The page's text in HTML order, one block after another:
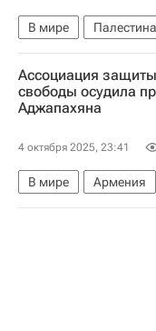
В мире Палестина
Ассоциация
свободы осудила
Аджапахяна
4 октября 2025, 23:41
В мире Армения
Никол Пашинян